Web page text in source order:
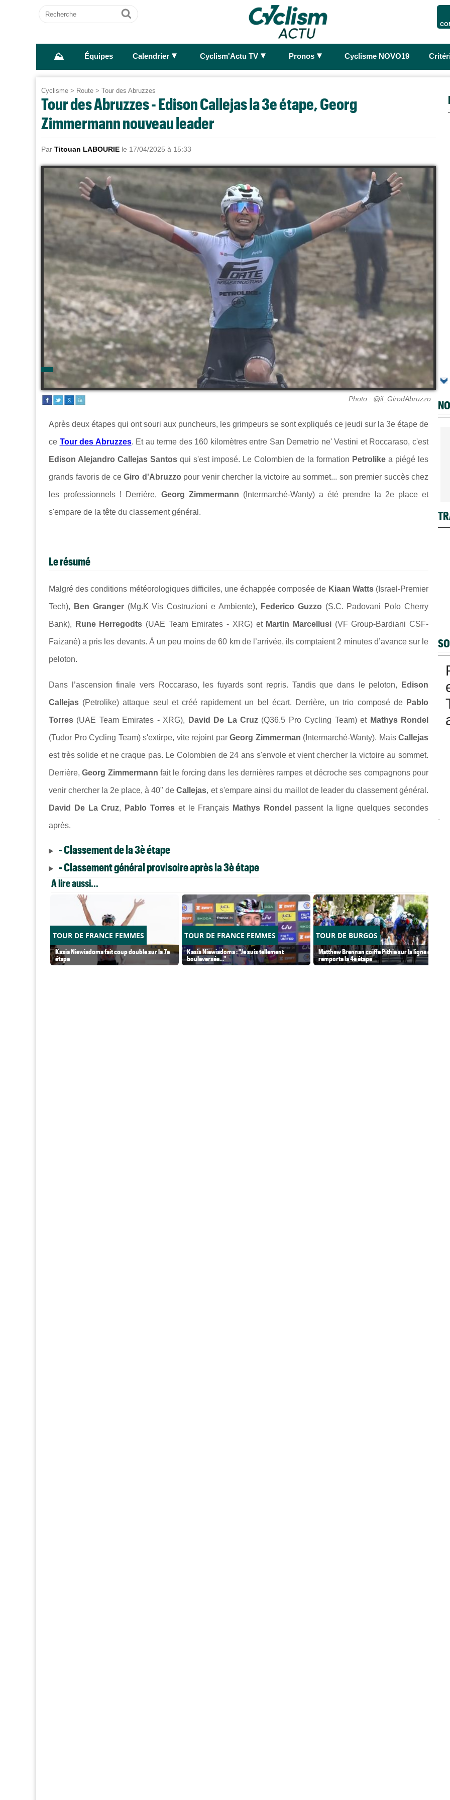
Recherche
Ok
⛰ Équipes Calendrier ► Cyclism'Actu TV ► Pronos ► Cyclisme NOVO19
Cyclisme > Route > Tour des Abruzzes
Tour des Abruzzes - Edison Callejas la 3e étape, Georg
Zimmermann nouveau leader
Par Titouan LABOURIE le 17/04/2025 à 15:33
Photo : @il_GirodAbruzzo
Après deux étapes qui ont souri aux puncheurs, les grimpeurs se sont expliqués ce jeudi sur la 3e étape de
ce Tour des Abruzzes. Et au terme des 160 kilomètres entre San Demetrio ne' Vestini et Roccaraso, c'est
Edison Alejandro Callejas Santos qui s'est imposé. Le Colombien de la formation Petrolike a piégé les
grands favoris de ce Giro d'Abruzzo pour venir chercher la victoire au sommet... son premier succès chez
les professionnels ! Derrière, Georg Zimmermann (Intermarché-Wanty) a été prendre la 2e place et
s'empare de la tête du classement général.
Le résumé
Malgré des conditions météorologiques difficiles, une échappée composée de Kiaan Watts (Israel-Premier
Tech), Ben Granger(Mg.K Vis Costruzioni e Ambiente), Federico Guzzo (S.C. Padovani Polo Cherry
Bank), Rune Herregodts (UAE Team Emirates - XRG) et Martin Marcellusi(VF Group-Bardiani CSF-
Faizanè) a pris les devants. À un peu moins de 60 km de l’arrivée, ils comptaient 2 minutes d’avance sur le
peloton.
Dans l’ascension finale vers Roccaraso, les fuyards sont repris. Tandis que dans le peloton, Edison
Callejas (Petrolike) attaque seul et créé rapidement un bel écart. Derrière, un trio composé de Pablo
Torres (UAE Team Emirates - XRG), David De La Cruz(Q36.5 Pro Cycling Team) et Mathys Rondel
(Tudor Pro Cycling Team) s'extirpe, vite rejoint par Georg Zimmerman (Intermarché-Wanty). Mais Callejas
est très solide et ne craque pas. Le Colombien de 24 ans s'envole et vient chercher la victoire au sommet.
Derrière,Georg Zimmermannfait le forcing dans les dernières rampes et décroche ses compagnons pour
venir chercher la 2e place, à 40" deCallejas, et s'empare ainsi du maillot de leader du classement général.
David De La Cruz, Pablo Torres et le Français Mathys Rondel passent la ligne quelques secondes
après.
- Classement de la 3è étape
- Classement général provisoire après la 3è étape
A lire aussi...
TOUR DE FRANCE FEMMES
Kasia Niewiadoma fait coup double sur la 7e
étape
TOUR DE FRANCE FEMMES
Kasia Niewiadoma : "Je suis tellement
bouleversée..."
TOUR DE BURGOS
Matthew Brennan coiffe Pithie sur la ligne et
remporte la 4e étape
-